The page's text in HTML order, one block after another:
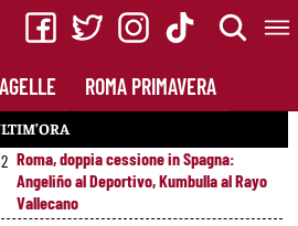
ROMA PRIMAVERA
Roma, doppia cessione in Spagna:
Angeliño al Deportivo, Kumbulla al Rayo
Vallecano